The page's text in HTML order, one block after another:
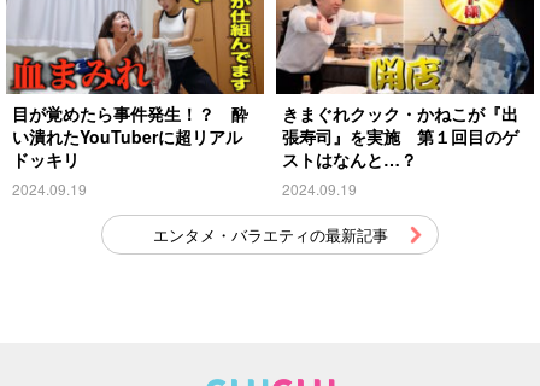
目が覚めたら事件発生！？ 酔
い潰れたYouTuberに超リアル
ドッキリ
2024.09.19
きまぐれクック・かねこが『出
張寿司』を実施 第１回目のゲ
ストはなんと…？
2024.09.19
エンタメ・バラエティの最新記事